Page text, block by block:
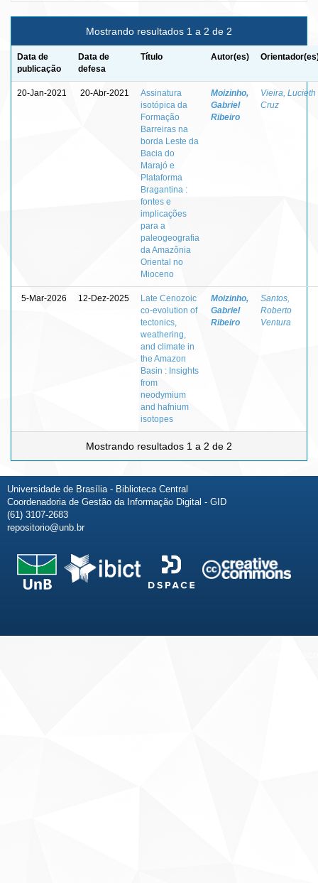
Mostrando resultados 1 a 2 de 2
Data de
publicação
Data de
defesa
Título Autor(es)
20-Jan-2021 20-Abr-2021
Assinatura
isotópica da
Formação
Barreiras na
borda Leste da
Bacia do
Marajó e
Plataforma
Bragantina :
fontes e
implicações
para a
paleogeografia
da Amazônia
Oriental no
Mioceno
Moizinho,
Gabriel
Ribeiro
Vieira, Lucieth
Cruz
5-Mar-2026 12-Dez-2025
Late Cenozoic
co-evolution of
tectonics,
weathering,
and climate in
the Amazon
Basin : Insights
from
neodymium
and hafnium
isotopes
Moizinho,
Gabriel
Ribeiro
Santos,
Roberto
Ventura
Mostrando resultados 1 a 2 de 2
Universidade de Brasília - Biblioteca Central
Coordenadoria de Gestão da Informação Digital - GID
(61) 3107-2683
repositorio@unb.br